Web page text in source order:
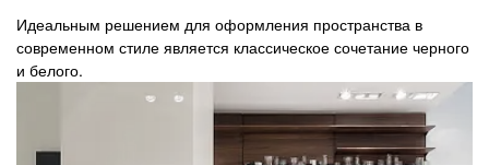
Идеальным решением для оформления пространства в
современном стиле является классическое сочетание черного
и белого.